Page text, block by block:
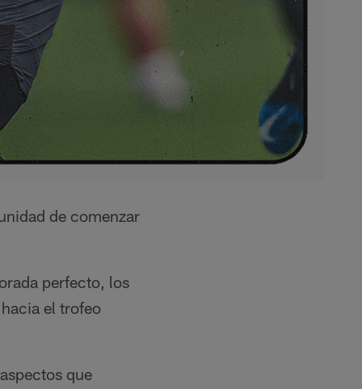
de comenzar
perfecto, los
el trofeo
que